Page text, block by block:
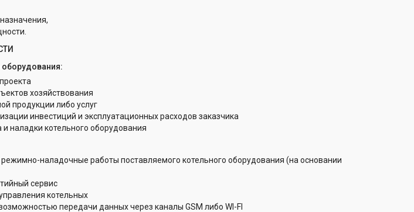
оборудования:
хозяйствования
продукции либо услуг
инвестиций и эксплуатационных расходов заказчика
наладки котельного оборудования
наладочные работы поставляемого котельного оборудования (на основании
сервис
котельных
передачи данных через каналы GSM либо WI-FI